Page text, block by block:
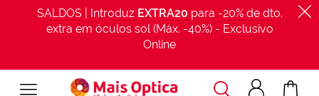
SALDOS | Introduz EXTRA20 para -20% de dto.
extra em óculos sol (Máx. -40%) - Exclusivo
Online
Acesso
clientes
O Meu
Procurar